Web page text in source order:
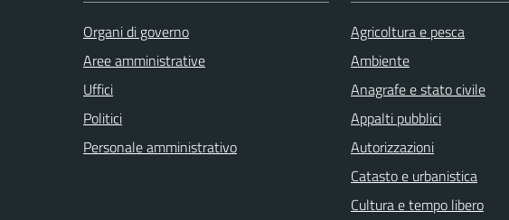
Organi di governo
Aree amministrative
Uffici
Politici
Personale amministrativo
Agricoltura e pesca
Ambiente
Anagrafe e stato civile
Appalti pubblici
Autorizzazioni
Catasto e urbanistica
Cultura e tempo libero